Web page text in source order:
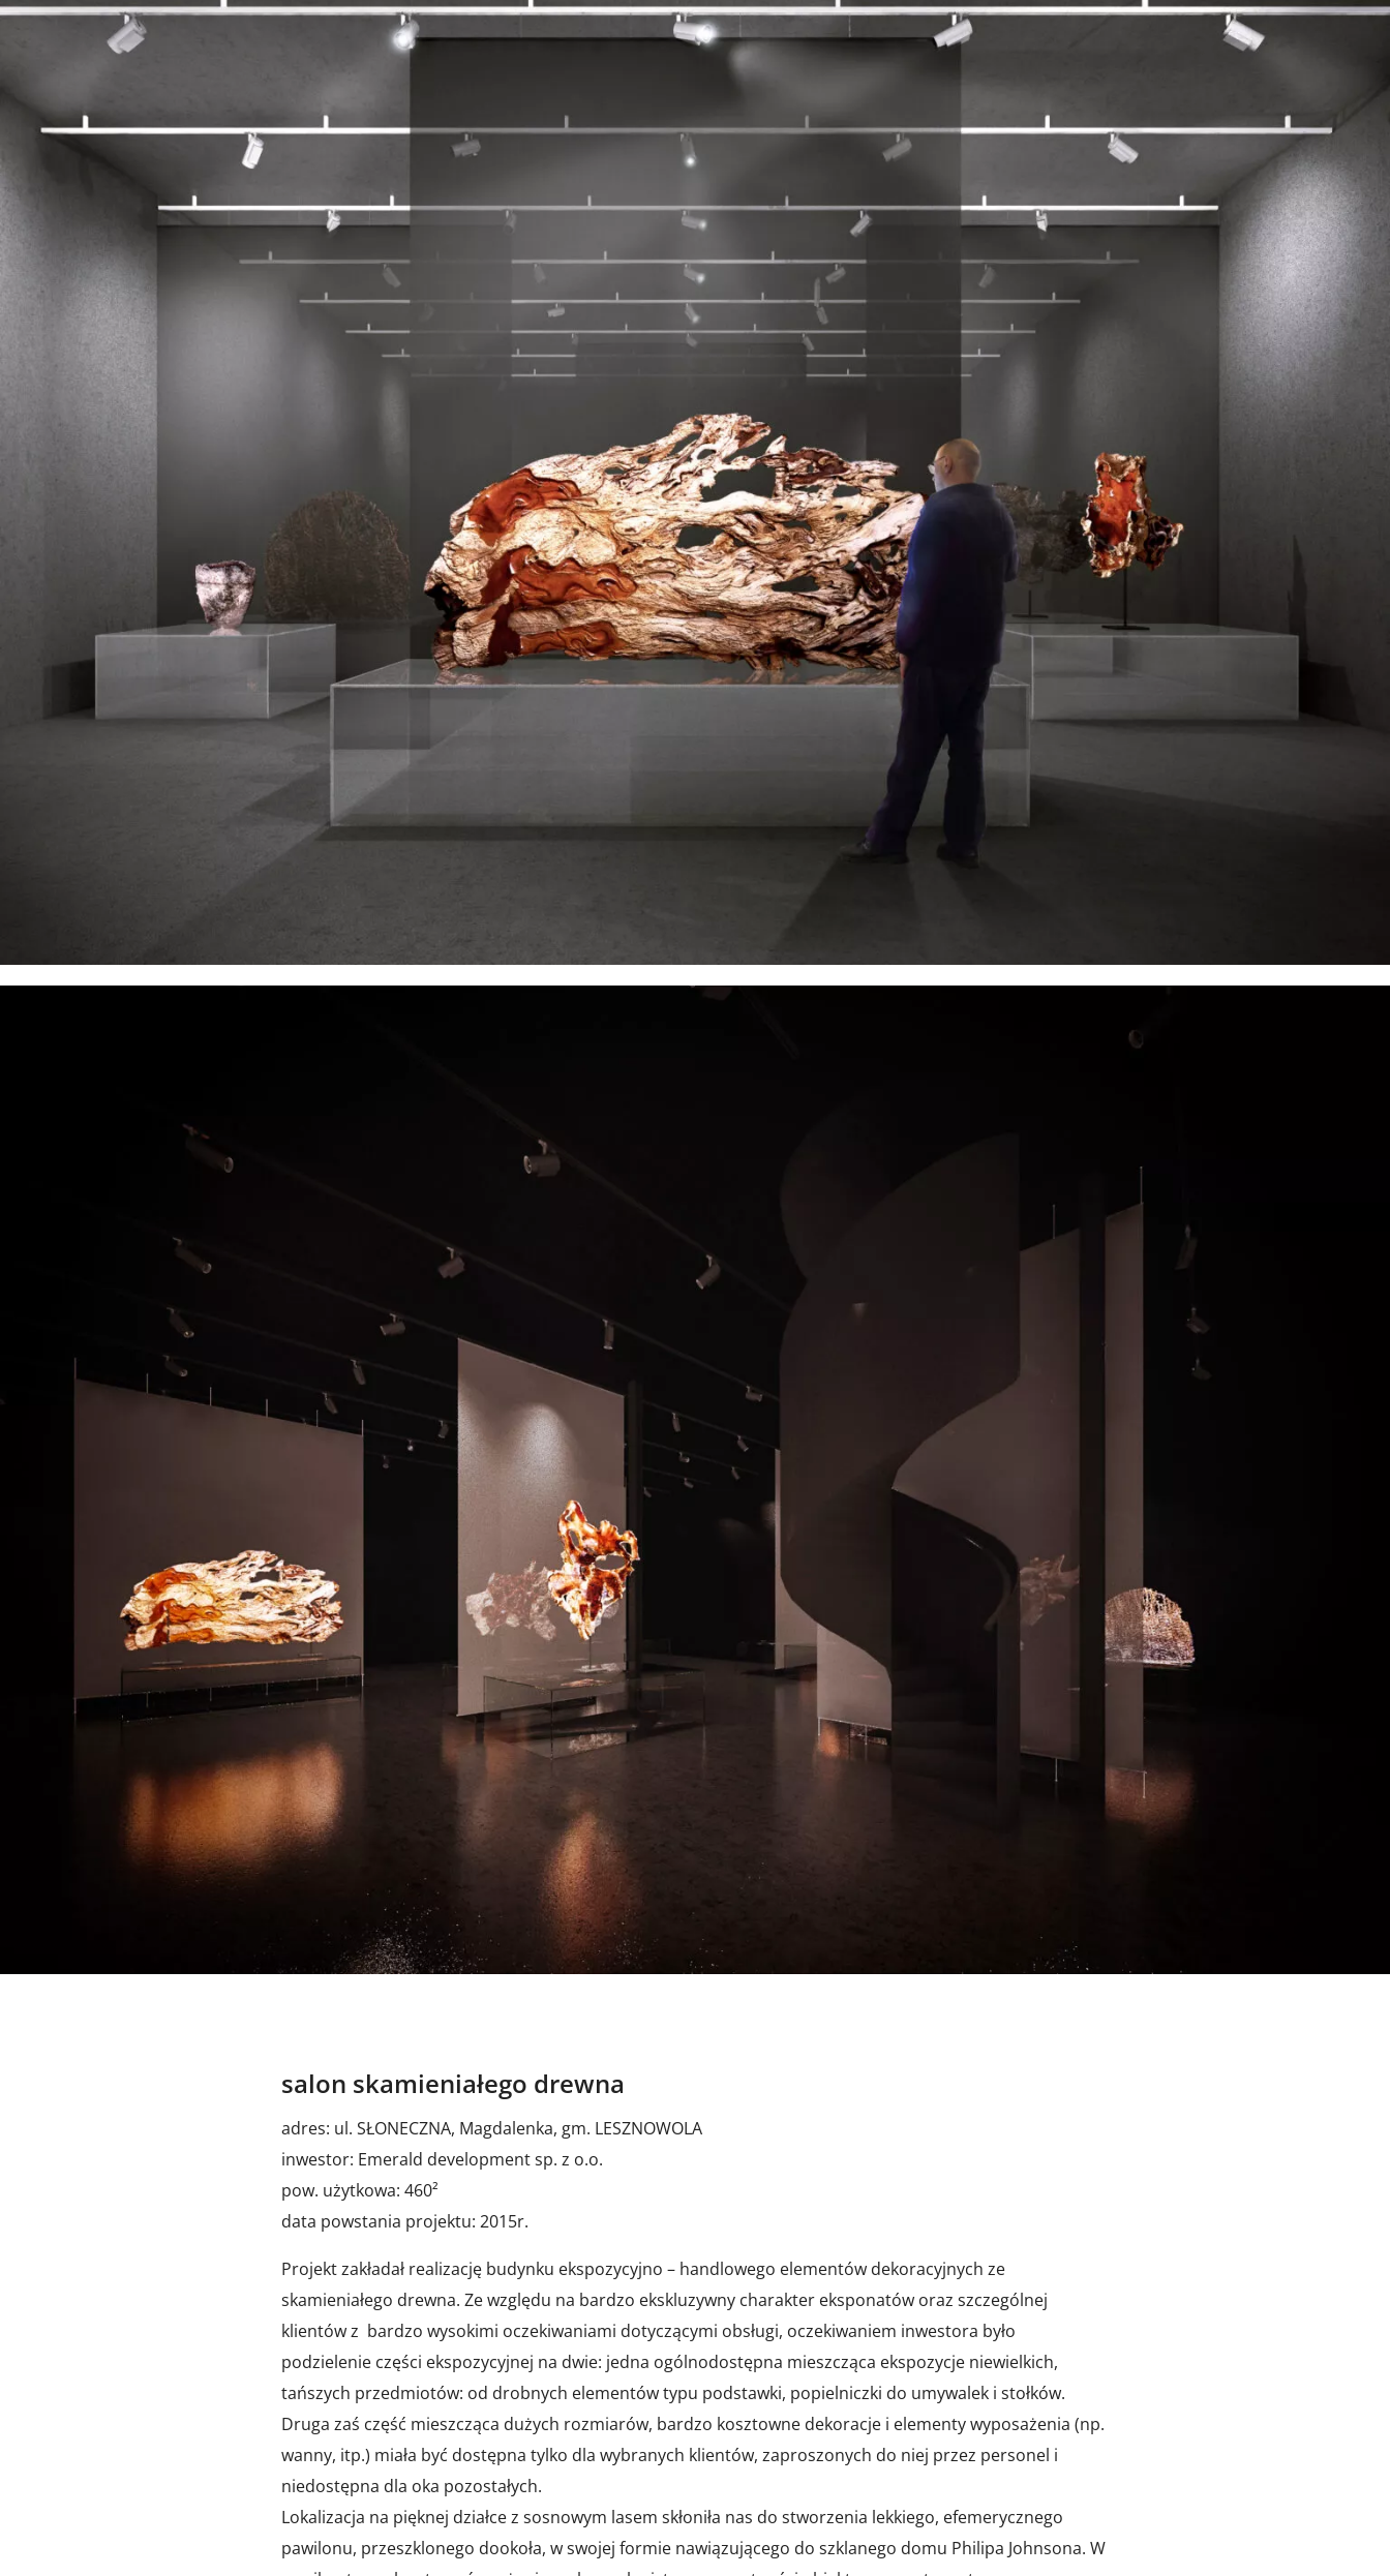
salon skamieniałego drewna
adres: ul. SŁONECZNA, Magdalenka, gm. LESZNOWOLA
inwestor: Emerald development sp. z o.o.
pow. użytkowa: 460²
data powstania projektu: 2015r.
Projekt zakładał realizację budynku ekspozycyjno – handlowego elementów dekoracyjnych ze
skamieniałego drewna. Ze względu na bardzo ekskluzywny charakter eksponatów oraz szczególnej
klientów z bardzo wysokimi oczekiwaniami dotyczącymi obsługi, oczekiwaniem inwestora było
podzielenie części ekspozycyjnej na dwie: jedna ogólnodostępna mieszcząca ekspozycje niewielkich,
tańszych przedmiotów: od drobnych elementów typu podstawki, popielniczki do umywalek i stołków.
Druga zaś część mieszcząca dużych rozmiarów, bardzo kosztowne dekoracje i elementy wyposażenia (np.
wanny, itp.) miała być dostępna tylko dla wybranych klientów, zaproszonych do niej przez personel i
niedostępna dla oka pozostałych.
Lokalizacja na pięknej działce z sosnowym lasem skłoniła nas do stworzenia lekkiego, efemerycznego
pawilonu, przeszklonego dookoła, w swojej formie nawiązującego do szklanego domu Philipa Johnsona. W